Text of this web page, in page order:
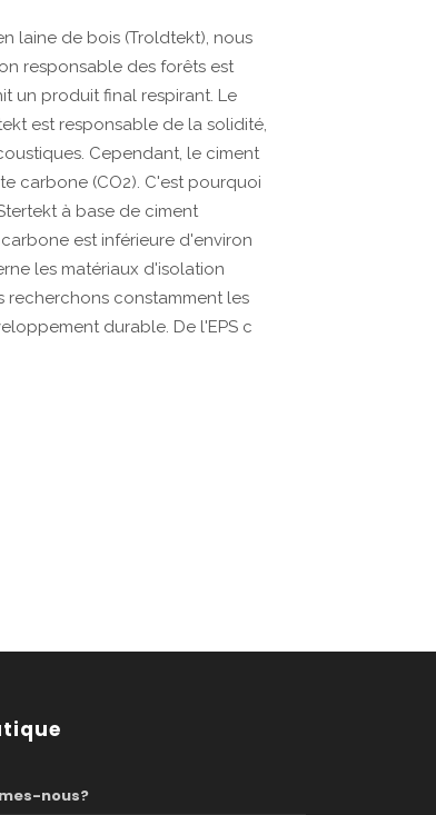
laine de bois (Troldtekt), nous
responsable des forêts est
un produit final respirant. Le
est responsable de la solidité,
Cependant, le ciment
carbone (CO2). C'est pourquoi
à base de ciment
est inférieure d'environ
les matériaux d'isolation
recherchons constamment les
durable. De l'EPS c
nous?